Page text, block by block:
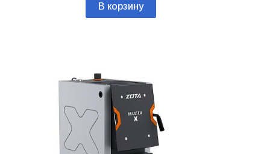
В корзину